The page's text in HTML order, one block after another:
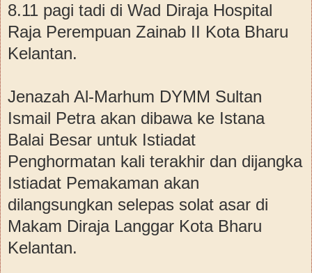
8.11 pagi tadi di Wad Diraja Hospital
Raja Perempuan Zainab II Kota Bharu
Kelantan.
Jenazah Al-Marhum DYMM Sultan
Ismail Petra akan dibawa ke Istana
Balai Besar untuk Istiadat
Penghormatan kali terakhir dan dijangka
Istiadat Pemakaman akan
dilangsungkan selepas solat asar di
Makam Diraja Langgar Kota Bharu
Kelantan.